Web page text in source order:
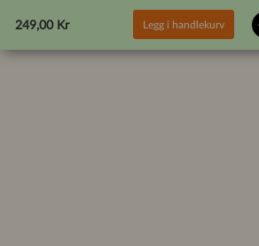
249,00 Kr Legg i handlekurv